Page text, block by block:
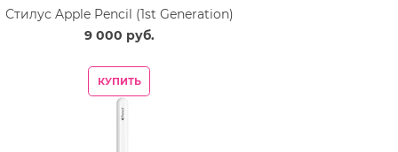
Стилус Apple Pencil (1st Generation)
9 000 руб.
КУПИТЬ